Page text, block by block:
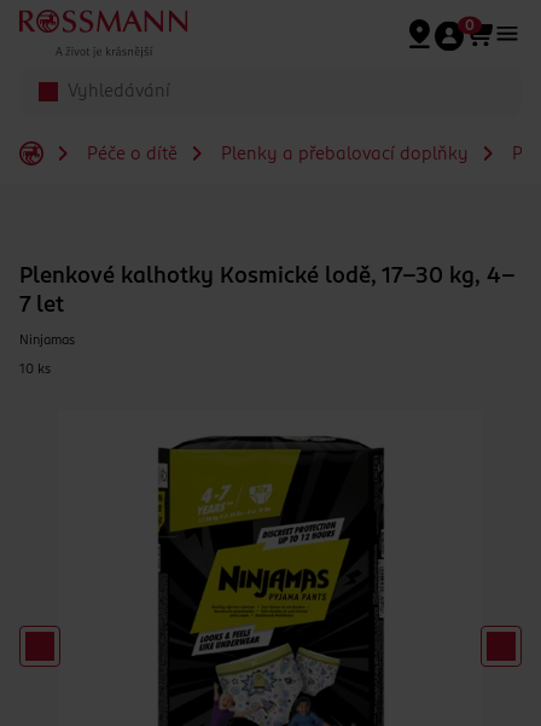
Přeskočit na hlavmní obsah
0
Péče o dítě Plenky a přebalovací doplňky
Plenkové kalhotky Kosmické lodě, 17–30 kg, 4–
7 let
Ninjamas
10 ks